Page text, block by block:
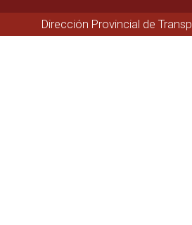
Dirección Provincial de